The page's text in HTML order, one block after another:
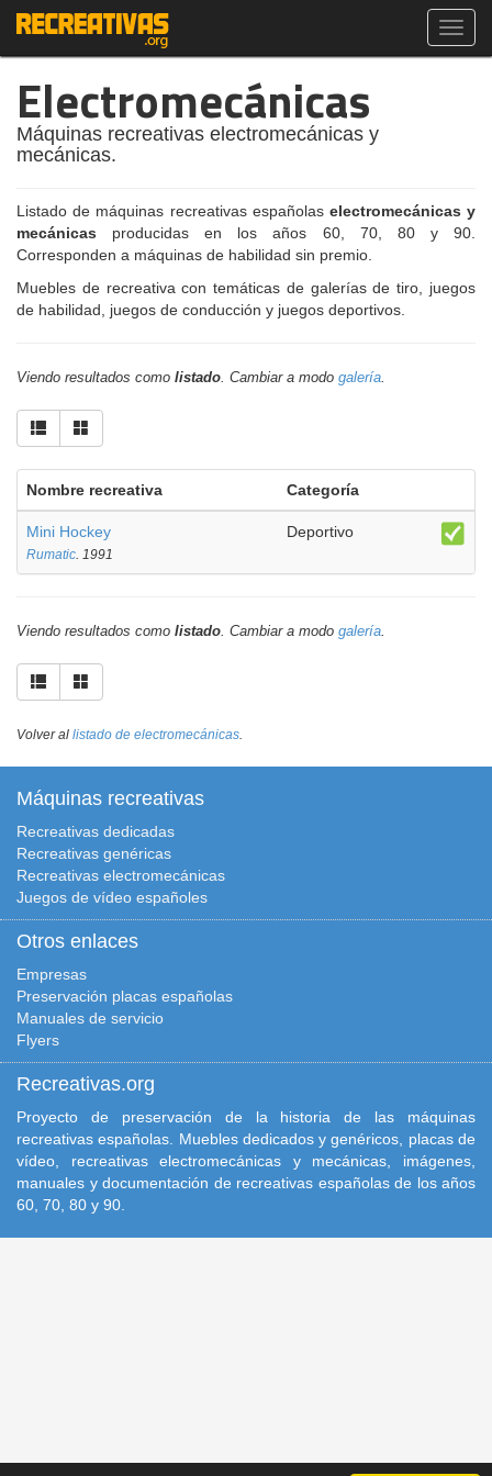
Electromecánicas
Máquinas recreativas electromecánicas y
mecánicas.
Listado de máquinas recreativas españolas electromecánicas y
mecánicas producidas en los años 60, 70, 80 y 90.
Corresponden a máquinas de habilidad sin premio.
Muebles de recreativa con temáticas de galerías de tiro, juegos
de habilidad, juegos de conducción y juegos deportivos.
Viendo resultados como listado. Cambiar a modo galería.
Nombre recreativa Categoría
Mini Hockey
Rumatic. 1991
Deportivo
Viendo resultados como listado. Cambiar a modo galería.
Volver al listado de electromecánicas.
Máquinas recreativas
Recreativas dedicadas
Recreativas genéricas
Recreativas electromecánicas
Juegos de vídeo españoles
Otros enlaces
Empresas
Preservación placas españolas
Manuales de servicio
Flyers
Recreativas.org
Proyecto de preservación de la historia de las máquinas
recreativas españolas. Muebles dedicados y genéricos, placas de
vídeo, recreativas electromecánicas y mecánicas, imágenes,
manuales y documentación de recreativas españolas de los años
60, 70, 80 y 90.